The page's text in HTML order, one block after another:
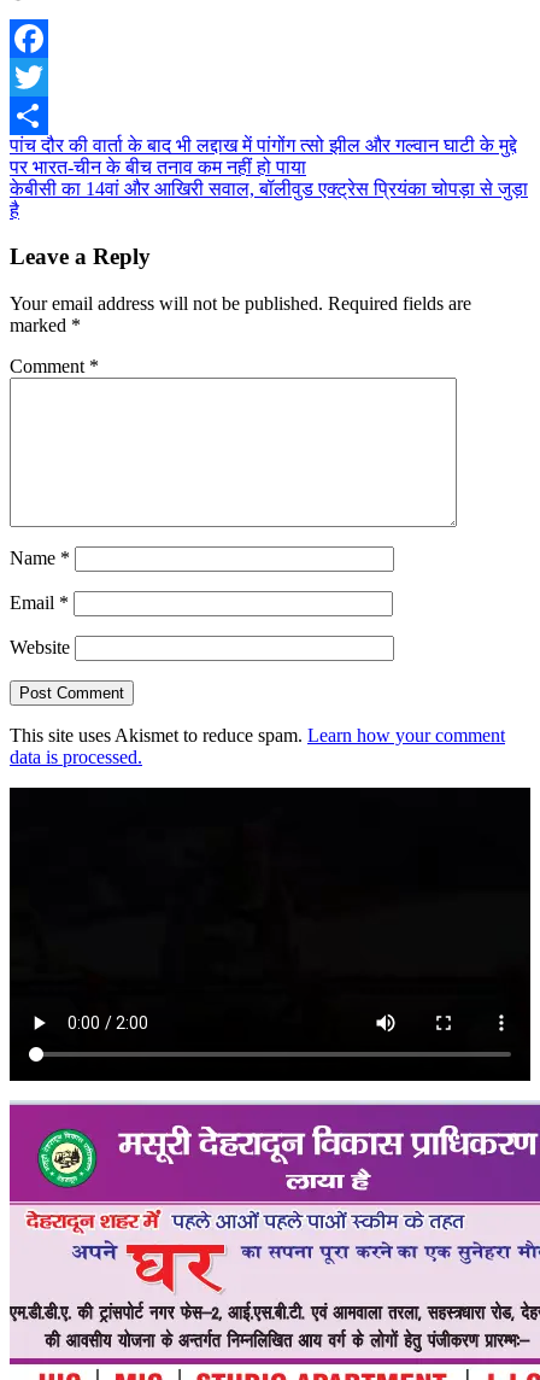
Facebook
Twitter
Share
Post
navigation
पांच दौर की वार्ता के बाद भी लद्दाख में पांगोंग त्सो झील और गल्वान घाटी के मुद्दे
पर भारत-चीन के बीच तनाव कम नहीं हो पाया
केबीसी का 14वां और आखिरी सवाल, बॉलीवुड एक्ट्रेस प्रियंका चोपड़ा से जुड़ा
है
Leave a Reply
Your email address will not be published. Required fields are
marked *
Comment *
Name *
Email *
Website
This site uses Akismet to reduce spam. Learn how your comment
data is processed.